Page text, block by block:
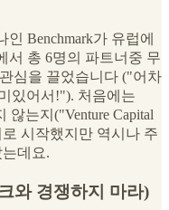
Benchmark가 유럽에
서 총 6명의 파트너중 무
심을 끌었습니다 ("어차
있어서!"). 처음에는
않는지("Venture Capital
로 시작했지만 역시나 주
데요.
와 경쟁하지 마라)